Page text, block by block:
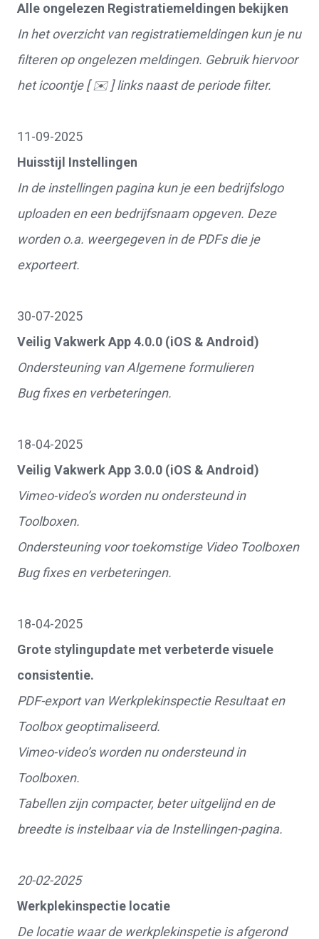
Alle ongelezen Registratiemeldingen bekijken
In het overzicht van registratiemeldingen kun je nu
filteren op ongelezen meldingen. Gebruik hiervoor
het icoontje [ ✉️ ] links naast de periode filter.
11-09-2025
Huisstijl Instellingen
In de instellingen pagina kun je een bedrijfslogo
uploaden en een bedrijfsnaam opgeven. Deze
worden o.a. weergegeven in de PDFs die je
exporteert.
30-07-2025
Veilig Vakwerk App 4.0.0 (iOS & Android)
Ondersteuning van Algemene formulieren
Bug fixes en verbeteringen.
18-04-2025
Veilig Vakwerk App 3.0.0 (iOS & Android)
Vimeo-video’s worden nu ondersteund in
Toolboxen.
Ondersteuning voor toekomstige Video Toolboxen
Bug fixes en verbeteringen.
18-04-2025
Grote stylingupdate met verbeterde visuele
consistentie.
PDF-export van Werkplekinspectie Resultaat en
Toolbox geoptimaliseerd.
Vimeo-video’s worden nu ondersteund in
Toolboxen.
Tabellen zijn compacter, beter uitgelijnd en de
breedte is instelbaar via de Instellingen-pagina.
20-02-2025
Werkplekinspectie locatie
De locatie waar de werkplekinspetie is afgerond